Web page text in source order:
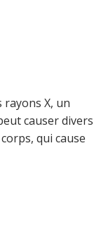
X, un
causer divers
qui cause